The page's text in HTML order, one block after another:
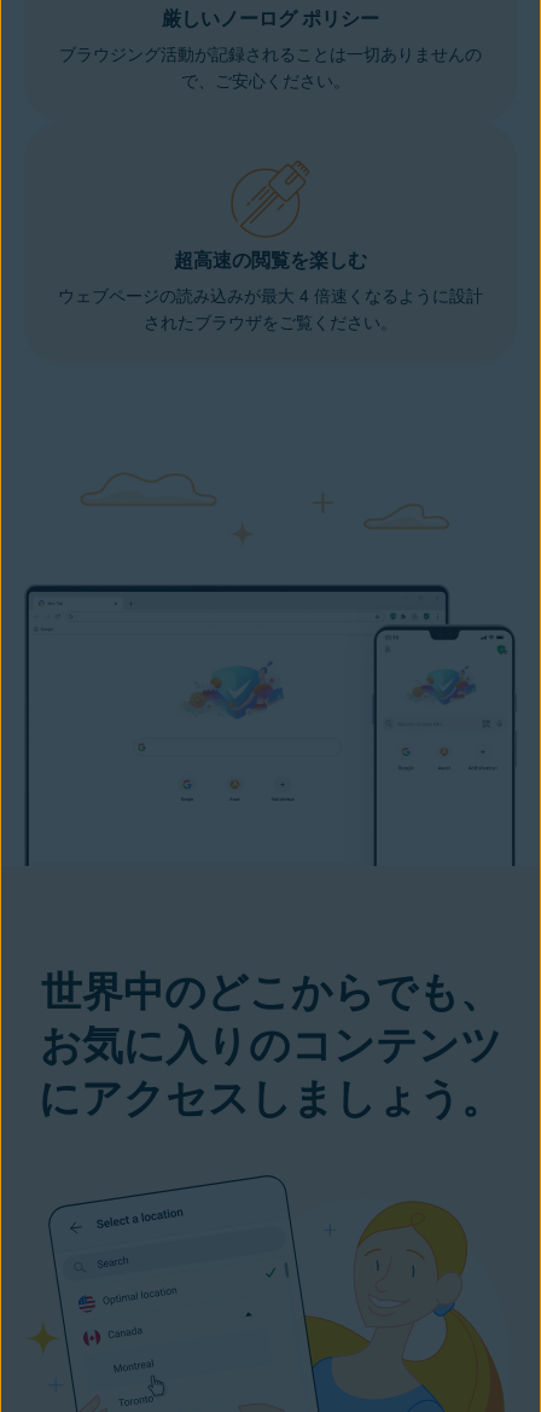
厳しいノーログ ポリシー
ブラウジング活動が記録されることは一切ありませんの
で、ご安心ください。
超高速の閲覧を楽しむ
ウェブページの読み込みが最大 4 倍速くなるように設計
されたブラウザをご覧ください。
世界中のどこからでも、
お気に入りのコンテンツ
にアクセスしましょう。